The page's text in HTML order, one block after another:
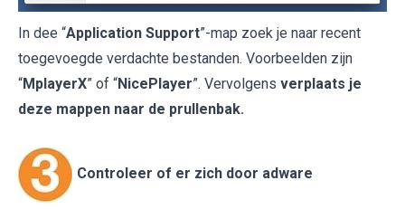
In dee “Application Support”-map zoek je naar recent
toegevoegde verdachte bestanden. Voorbeelden zijn
“MplayerX” of “NicePlayer”. Vervolgens verplaats je
deze mappen naar de prullenbak.
Controleer of er zich door adware